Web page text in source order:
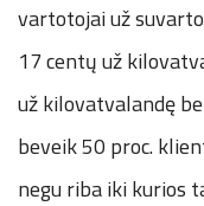
vartotojai už
17 centų už
už kilovatvalandę
beveik 50 proc.
negu riba iki kurios